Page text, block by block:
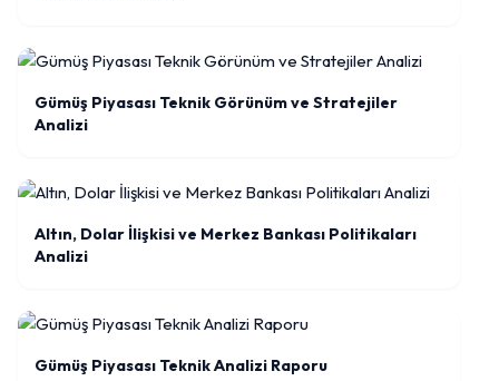
Gümüş Piyasası Teknik Görünüm ve Stratejiler
Analizi
Altın, Dolar İlişkisi ve Merkez Bankası Politikaları
Analizi
Gümüş Piyasası Teknik Analizi Raporu